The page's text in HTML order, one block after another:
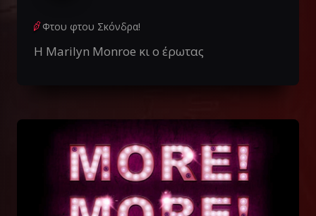
Φτου φτου Σκόνδρα!
H Marilyn Monroe κι ο έρωτας